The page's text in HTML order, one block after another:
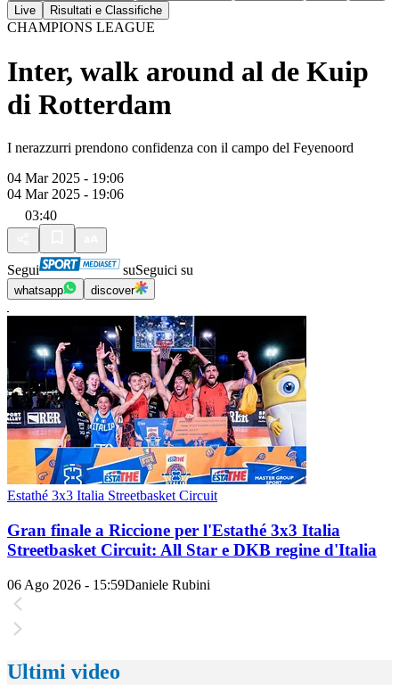
Live
Risultati e Classifiche
CHAMPIONS LEAGUE
Inter, walk around al de Kuip
di Rotterdam
I nerazzurri prendono confidenza con il campo del Feyenoord
04 Mar 2025 - 19:06
04 Mar 2025 - 19:06
03:40
Segui suSeguici su
whatsapp discover
Estathé 3x3 Italia Streetbasket Circuit
Gran finale a Riccione per l'Estathé 3x3 Italia
Streetbasket Circuit: All Star e DKB regine d'Italia
06 Ago 2026 - 15:59Daniele Rubini
Ultimi video